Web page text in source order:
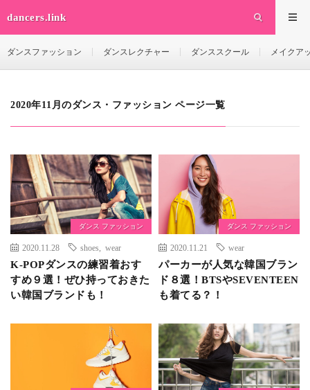
dancers.link
ダンスファッション ダンスレクチャー ダンススクール メイクア
2020年11月のダンス・ファッション ページ一覧
ダンス ファッション
2020.11.28 shoes wear
K-POPダンスの練習着おす
すめ９選！ぜひ持っておきた
い韓国ブランドも！
ダンス ファッション
2020.11.21 wear
パーカーが人気な韓国ブラン
ド８選！BTSやSEVENTEEN
も着てる？！